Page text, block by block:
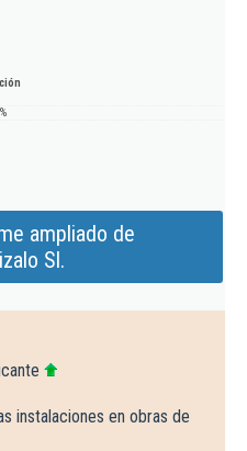
ampliado de
Sl.
instalaciones en obras de